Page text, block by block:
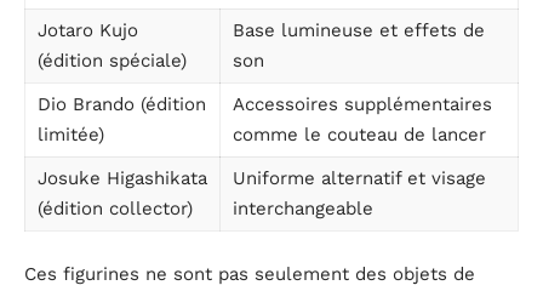
Jotaro Kujo
(édition spéciale)
Base lumineuse et effets de
son
Dio Brando (édition
limitée)
Accessoires supplémentaires
comme le couteau de lancer
Josuke Higashikata
(édition collector)
Uniforme alternatif et visage
interchangeable
Ces figurines ne sont pas seulement des objets de